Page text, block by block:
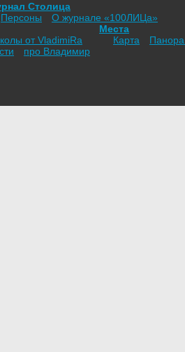
Столица
Персоны
О журнале «100ЛИЦа»
от VladimiRа
Места
Карта
про Владимир